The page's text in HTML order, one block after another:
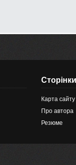
Сторінки
Карта сайту
Про автора
Резюме